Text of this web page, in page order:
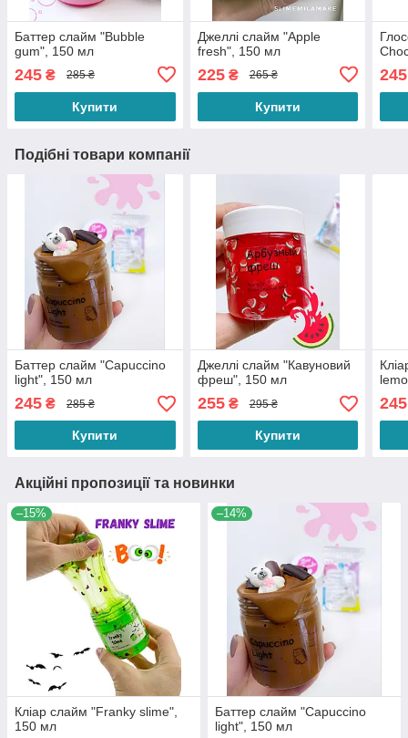
Баттер слайм "Bubble
gum", 150 мл
245 ₴ 285 ₴
Купити
Джеллі слайм "Apple
fresh", 150 мл
225₴ 265 ₴
Купити
245
Подібні товари компанії
Баттер слайм "Capuccino
light", 150 мл
245 ₴ 285 ₴
Купити
Джеллі слайм "Кавуновий
фреш", 150 мл
255₴ 295 ₴
Купити
245
Акційні пропозиції та новинки
–15%
Кліар слайм "Franky slime",
150 мл
–14%
Баттер слайм "Capuccino
light", 150 мл